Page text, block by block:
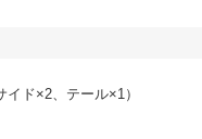
ド×2、テール×1）